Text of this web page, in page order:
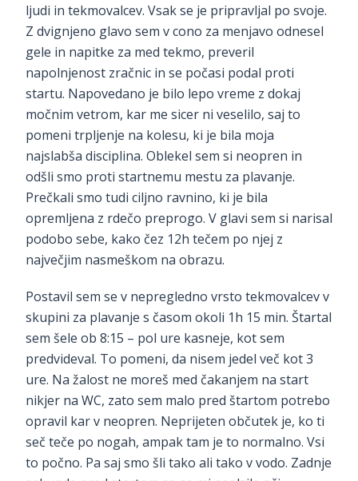
ljudi in tekmovalcev. Vsak se je pripravljal po svoje.
Z dvignjeno glavo sem v cono za menjavo odnesel
gele in napitke za med tekmo, preveril
napolnjenost zračnic in se počasi podal proti
startu. Napovedano je bilo lepo vreme z dokaj
močnim vetrom, kar me sicer ni veselilo, saj to
pomeni trpljenje na kolesu, ki je bila moja
najslabša disciplina. Oblekel sem si neopren in
odšli smo proti startnemu mestu za plavanje.
Prečkali smo tudi ciljno ravnino, ki je bila
opremljena z rdečo preprogo. V glavi sem si narisal
podobo sebe, kako čez 12h tečem po njej z
največjim nasmeškom na obrazu.
Postavil sem se v nepregledno vrsto tekmovalcev v
skupini za plavanje s časom okoli 1h 15 min. Štartal
sem šele ob 8:15 – pol ure kasneje, kot sem
predvideval. To pomeni, da nisem jedel več kot 3
ure. Na žalost ne moreš med čakanjem na start
nikjer na WC, zato sem malo pred štartom potrebo
opravil kar v neopren. Neprijeten občutek je, ko ti
seč teče po nogah, ampak tam je to normalno. Vsi
to počno. Pa saj smo šli tako ali tako v vodo. Zadnje